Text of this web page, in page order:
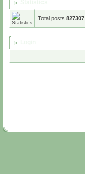
Total posts 827307